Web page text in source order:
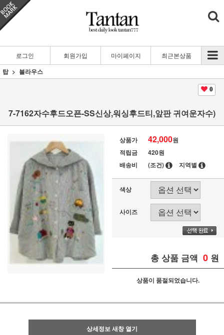
로그인 회원가입 마이페이지 최근본상품
탑 블라우스
0
7-7162자수후드오픈-SS신상,워싱후드티,앞판 귀여운자수)
상품가 42,000원
적립금
420원
배송비
(조건) 지역별
색상
사이즈
총 상품 금액 0 원
상품이 품절되었습니다.
상세정보 새창 열기